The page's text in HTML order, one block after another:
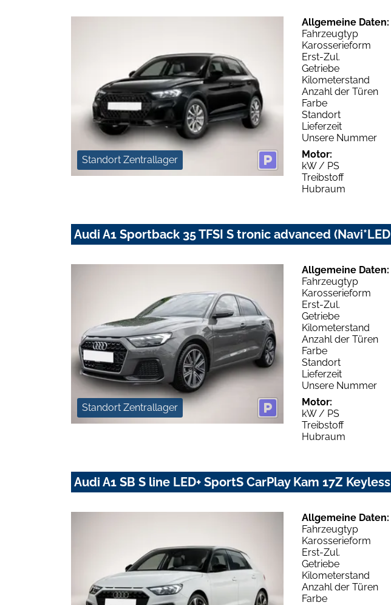
Standort Zentrallager
Allgemeine Daten:
Fahrzeugtyp
Karosserieform
Erst-Zul.
Getriebe
Kilometerstand
Anzahl der Türen
Farbe
Standort
Lieferzeit
Unsere Nummer
Motor:
kW / PS
Treibstoff
Hubraum
Audi A1 Sportback 35 TFSI S tronic advanced (Navi*LED
Standort Zentrallager
Allgemeine Daten:
Fahrzeugtyp
Karosserieform
Erst-Zul.
Getriebe
Kilometerstand
Anzahl der Türen
Farbe
Standort
Lieferzeit
Unsere Nummer
Motor:
kW / PS
Treibstoff
Hubraum
Audi A1 SB S line LED+ SportS CarPlay Kam 17Z Keyless
Allgemeine Daten:
Fahrzeugtyp
Karosserieform
Erst-Zul.
Getriebe
Kilometerstand
Anzahl der Türen
Farbe